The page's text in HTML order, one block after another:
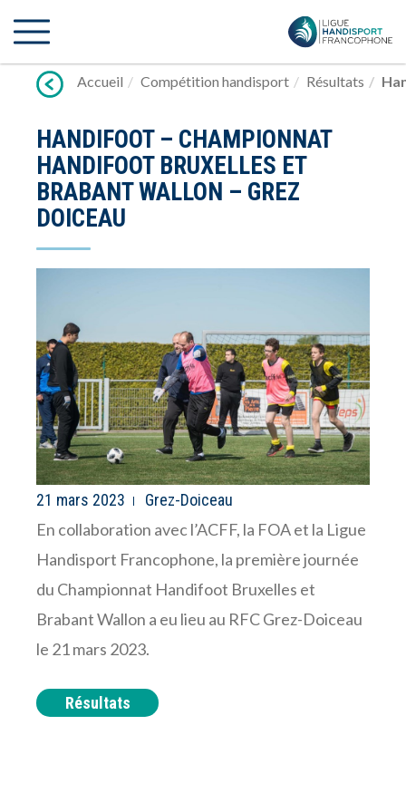
vers
Accueil
Compétition handisport Résultats
HANDIFOOT – CHAMPIONNAT
HANDIFOOT BRUXELLES ET
BRABANT WALLON – GREZ
DOICEAU
21 mars 2023 Grez-Doiceau
En collaboration avec l’ACFF, la FOA et la Ligue
Handisport Francophone, la première journée
du Championnat Handifoot Bruxelles et
Brabant Wallon a eu lieu au RFC Grez-Doiceau
le 21 mars 2023.
Résultats